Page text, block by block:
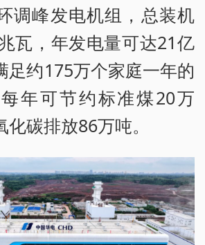
调峰发电机组，总装机
瓦，年发电量可达21亿
足约175万个家庭一年的
年可节约标准煤20万
碳排放86万吨。